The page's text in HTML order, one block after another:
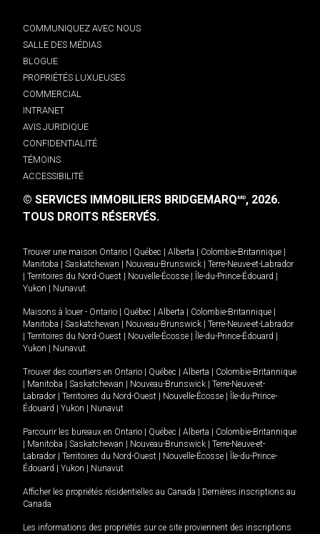
COMMUNIQUEZ AVEC NOUS
SALLE DES MÉDIAS
BLOGUE
PROPRIÉTÉS LUXUEUSES
COMMERCIAL
INTRANET
AVIS JURIDIQUE
CONFIDENTIALITÉ
TÉMOINS
ACCESSIBILITÉ
© SERVICES IMMOBILIERS BRIDGEMARQMD, 2026.
TOUS DROITS RÉSERVÉS.
Trouver une maison Ontario Québec Alberta Colombie-Britannique
Manitoba
Saskatchewan Nouveau-Brunswick
Terre-Neuve-et-Labrador
Territoires du Nord-Ouest Nouvelle-Écosse Île-du-Prince-Édouard
Yukon
Nunavut.
Maisons à louer - Ontario Québec Alberta Colombie-Britannique
Manitoba
Saskatchewan Nouveau-Brunswick
Terre-Neuve-et-Labrador
Territoires du Nord-Ouest Nouvelle-Écosse Île-du-Prince-Édouard
Yukon
Nunavut.
Trouver des courtiers en Ontario Québec Alberta
Colombie-Britannique
Manitoba Saskatchewan Nouveau-Brunswick
Terre-Neuve-et-
Labrador
Territoires du Nord-Ouest Nouvelle-Écosse
Île-du-Prince-
Édouard
Yukon Nunavut
Parcourir les bureaux en Ontario Québec Alberta
Colombie-Britannique
Manitoba Saskatchewan Nouveau-Brunswick
Terre-Neuve-et-
Labrador
Territoires du Nord-Ouest Nouvelle-Écosse
Île-du-Prince-
Édouard
Yukon Nunavut
Afficher les propriétés résidentielles au Canada
Dernières inscriptions au
Canada
Les informations des propriétés sur ce site proviennent des inscriptions